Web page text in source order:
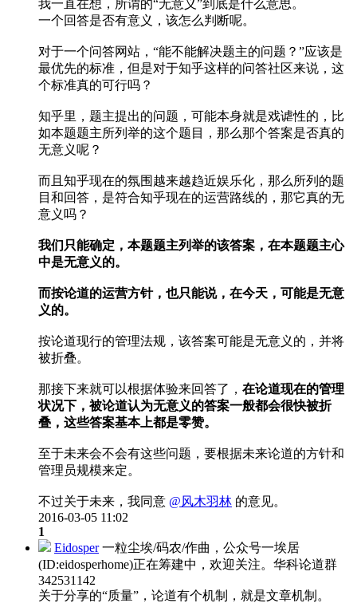
我一直在想，所谓的“无意义”到底是什么意思。
一个回答是否有意义，该怎么判断呢。
对于一个问答网站，“能不能解决题主的问题？”应该是
最优先的标准，但是对于知乎这样的问答社区来说，这
个标准真的可行吗？
知乎里，题主提出的问题，可能本身就是戏谑性的，比
如本题题主所列举的这个题目，那么那个答案是否真的
无意义呢？
而且知乎现在的氛围越来越趋近娱乐化，那么所列的题
目和回答，是符合知乎现在的运营路线的，那它真的无
意义吗？
我们只能确定，本题题主列举的该答案，在本题题主心
中是无意义的。
而按论道的运营方针，也只能说，在今天，可能是无意
义的。
按论道现行的管理法规，该答案可能是无意义的，并将
被折叠。
那接下来就可以根据体验来回答了， 在论道现在的管理
状况下，被论道认为无意义的答案一般都会很快被折
叠，这些答案基本上都是零赞。
至于未来会不会有这些问题，要根据未来论道的方针和
管理员规模来定。
不过关于未来，我同意 @风木羽林 的意见。
2016-03-05 11:02
1
Eidosper一粒尘埃/码农/作曲，公众号一埃居
(ID:eidosperhome)正在筹建中，欢迎关注。华科论道群
342531142
关于分享的“质量”，论道有个机制，就是文章机制。